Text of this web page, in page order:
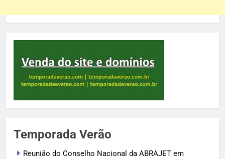
Temporada Verão
Reunião do Conselho Nacional da ABRAJET em